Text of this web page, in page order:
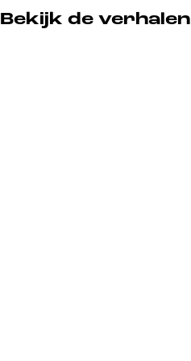
Bekijk de verhalen